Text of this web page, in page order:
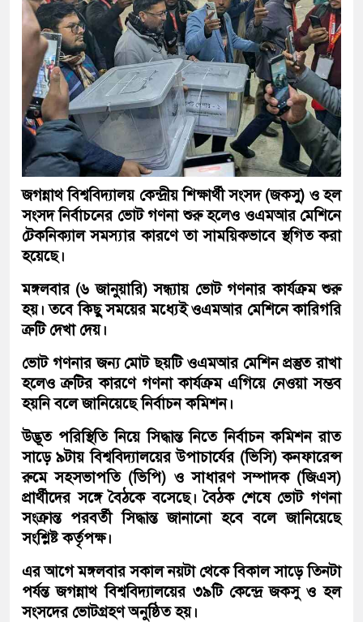
জগন্নাথ বিশ্ববিদ্যালয় কেন্দ্রীয় শিক্ষার্থী সংসদ (জকসু) ও হল
সংসদ নির্বাচনের ভোট গণনা শুরু হলেও ওএমআর মেশিনে
টেকনিক্যাল সমস্যার কারণে তা সাময়িকভাবে স্থগিত করা
হয়েছে।
মঙ্গলবার (৬ জানুয়ারি) সন্ধ্যায় ভোট গণনার কার্যক্রম শুরু
হয়। তবে কিছু সময়ের মধ্যেই ওএমআর মেশিনে কারিগরি
ত্রুটি দেখা দেয়।
ভোট গণনার জন্য মোট ছয়টি ওএমআর মেশিন প্রস্তুত রাখা
হলেও ত্রুটির কারণে গণনা কার্যক্রম এগিয়ে নেওয়া সম্ভব
হয়নি বলে জানিয়েছে নির্বাচন কমিশন।
উদ্ভূত পরিস্থিতি নিয়ে সিদ্ধান্ত নিতে নির্বাচন কমিশন রাত
সাড়ে ৯টায় বিশ্ববিদ্যালয়ের উপাচার্যের (ভিসি) কনফারেন্স
রুমে সহসভাপতি (ভিপি) ও সাধারণ সম্পাদক (জিএস)
প্রার্থীদের সঙ্গে বৈঠকে বসেছে। বৈঠক শেষে ভোট গণনা
সংক্রান্ত পরবর্তী সিদ্ধান্ত জানানো হবে বলে জানিয়েছে
সংশ্লিষ্ট কর্তৃপক্ষ।
এর আগে মঙ্গলবার সকাল নয়টা থেকে বিকাল সাড়ে তিনটা
পর্যন্ত জগন্নাথ বিশ্ববিদ্যালয়ের ৩৯টি কেন্দ্রে জকসু ও হল
সংসদের ভোটগ্রহণ অনুষ্ঠিত হয়।